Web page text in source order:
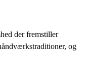
der fremstiller
og